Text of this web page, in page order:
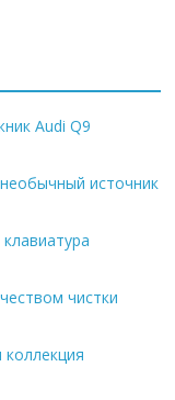
Audi Q9
источник
чистки
коллекция